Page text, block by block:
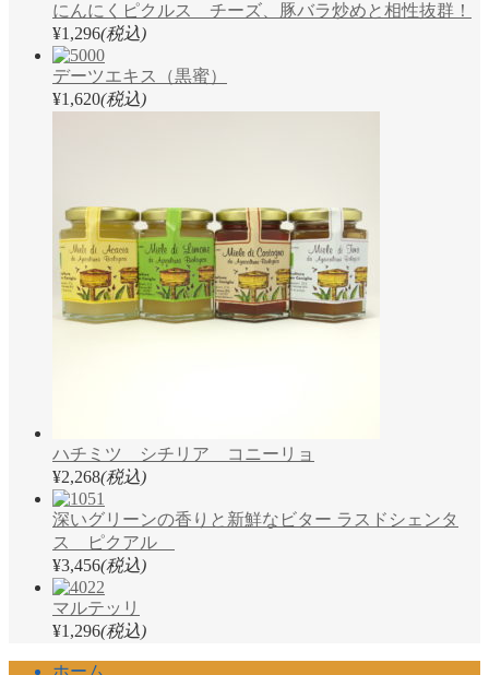
にんにくピクルス チーズ、豚バラ炒めと相性抜群！
¥1,296(税込)
デーツエキス（黒蜜）
¥1,620(税込)
ハチミツ シチリア コニーリョ
¥2,268(税込)
深いグリーンの香りと新鮮なビター ラスドシェンタ
ス ピクアル
¥3,456(税込)
マルテッリ
¥1,296(税込)